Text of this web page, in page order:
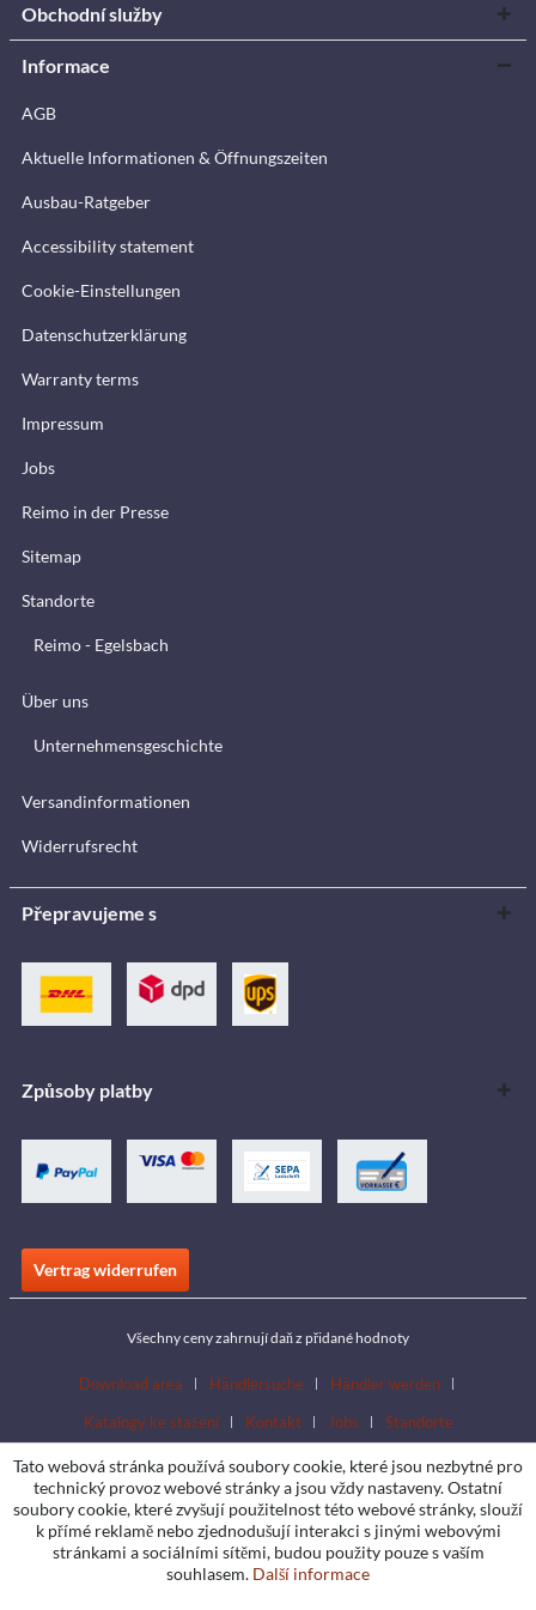
Obchodní služby
Informace
AGB
Aktuelle Informationen & Öffnungszeiten
Ausbau-Ratgeber
Accessibility statement
Cookie-Einstellungen
Datenschutzerklärung
Warranty terms
Impressum
Jobs
Reimo in der Presse
Sitemap
Standorte
Reimo - Egelsbach
Über uns
Unternehmensgeschichte
Versandinformationen
Widerrufsrecht
Přepravujeme s
Způsoby platby
Vertrag widerrufen
Všechny ceny zahrnují daň z přidané hodnoty
Download area Händlersuche
Händler werden
Katalogy ke stažení
Kontakt Jobs Standorte
Tato webová stránka používá soubory cookie, které jsou nezbytné pro
technický provoz webové stránky a jsou vždy nastaveny. Ostatní
soubory cookie, které zvyšují použitelnost této webové stránky, slouží
k přímé reklamě nebo zjednodušují interakci s jinými webovými
stránkami a sociálními sítěmi, budou použity pouze s vaším
souhlasem. Další informace